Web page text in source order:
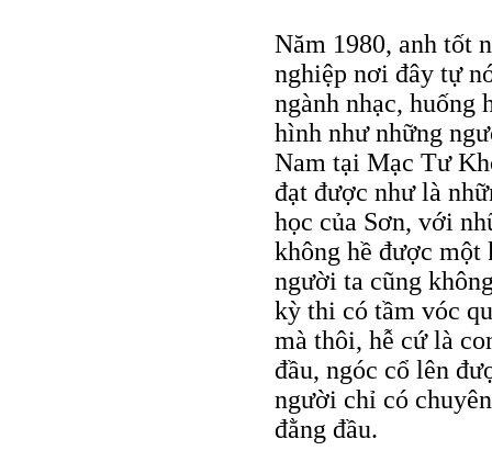
Năm 1980, anh tốt
nghiệp nơi đây tự
ngành nhạc, huống
hình như những
Nam tại Mạc Tư
đạt được như là
học của Sơn, với
không hề được một
người ta cũng
kỳ thi có tầm vóc
mà thôi, hễ cứ là
đầu, ngóc cổ lên
người chỉ có
đằng đầu.